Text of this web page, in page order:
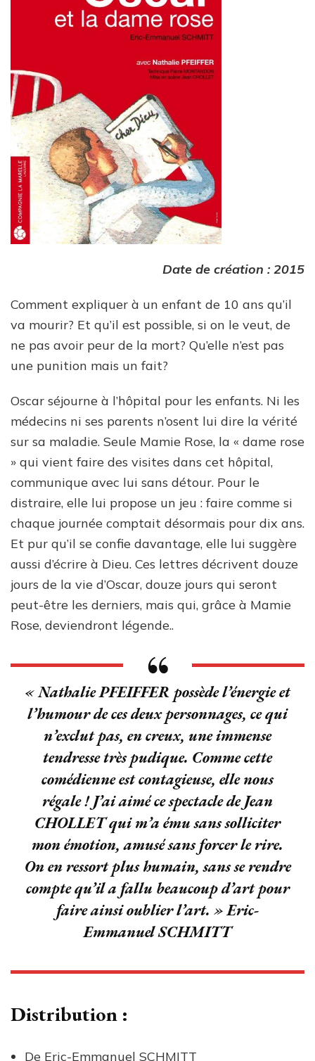
Date de création : 2015
Comment expliquer à un enfant de 10 ans qu’il
va mourir? Et qu’il est possible, si on le veut, de
ne pas avoir peur de la mort? Qu’elle n’est pas
une punition mais un fait?
Oscar séjourne à l’hôpital pour les enfants. Ni les
médecins ni ses parents n’osent lui dire la vérité
sur sa maladie. Seule Mamie Rose, la « dame rose
» qui vient faire des visites dans cet hôpital,
communique avec lui sans détour. Pour le
distraire, elle lui propose un jeu : faire comme si
chaque journée comptait désormais pour dix ans.
Et pur qu’il se confie davantage, elle lui suggère
aussi d’écrire à Dieu. Ces lettres décrivent douze
jours de la vie d’Oscar, douze jours qui seront
peut-être les derniers, mais qui, grâce à Mamie
Rose, deviendront légende..
«Nathalie PFEIFFER possède l’énergie et
l’humour de ces deux personnages, ce qui
n’exclut pas, en creux, une immense
tendresse très pudique. Comme cette
comédienne est contagieuse, elle nous
régale ! J’ai aimé ce spectacle de Jean
CHOLLET qui m’a ému sans solliciter
mon émotion, amusé sans forcer le rire.
On en ressort plus humain, sans se rendre
compte qu’il a fallu beaucoup d’art pour
faire ainsi oublier l’art. » Eric-
Emmanuel SCHMITT
Distribution :
De Eric-Emmanuel SCHMITT